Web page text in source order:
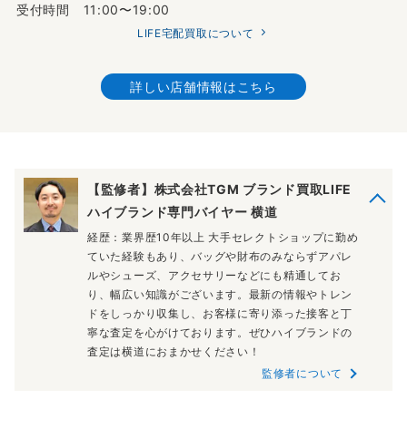
受付時間 11:00〜19:00
LIFE宅配買取について
詳しい店舗情報はこちら
【監修者】株式会社TGM ブランド買取LIFE
ハイブランド専門バイヤー 横道
経歴：業界歴10年以上 大手セレクトショップに勤め
ていた経験もあり、バッグや財布のみならずアパレ
ルやシューズ、アクセサリーなどにも精通してお
り、幅広い知識がございます。最新の情報やトレン
ドをしっかり収集し、お客様に寄り添った接客と丁
寧な査定を心がけております。ぜひハイブランドの
査定は横道におまかせください！
監修者について